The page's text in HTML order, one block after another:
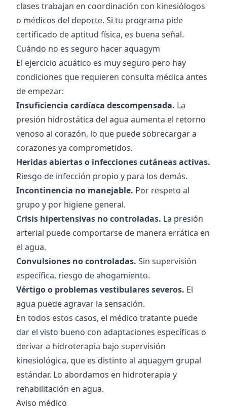
clases trabajan en coordinación con kinesiólogos
o médicos del deporte. Si tu programa pide
certificado de aptitud física, es buena señal.
Cuándo no es seguro hacer aquagym
El ejercicio acuático es muy seguro pero hay
condiciones que requieren consulta médica antes
de empezar:
Insuficiencia cardíaca descompensada. La
presión hidrostática del agua aumenta el retorno
venoso al corazón, lo que puede sobrecargar a
corazones ya comprometidos.
Heridas abiertas o infecciones cutáneas activas.
Riesgo de infección propio y para los demás.
Incontinencia no manejable. Por respeto al
grupo y por higiene general.
Crisis hipertensivas no controladas. La presión
arterial puede comportarse de manera errática en
el agua.
Convulsiones no controladas. Sin supervisión
específica, riesgo de ahogamiento.
Vértigo o problemas vestibulares severos. El
agua puede agravar la sensación.
En todos estos casos, el médico tratante puede
dar el visto bueno con adaptaciones específicas o
derivar a hidroterapia bajo supervisión
kinesiológica, que es distinto al aquagym grupal
estándar. Lo abordamos en hidroterapia y
rehabilitación en agua.
Aviso médico